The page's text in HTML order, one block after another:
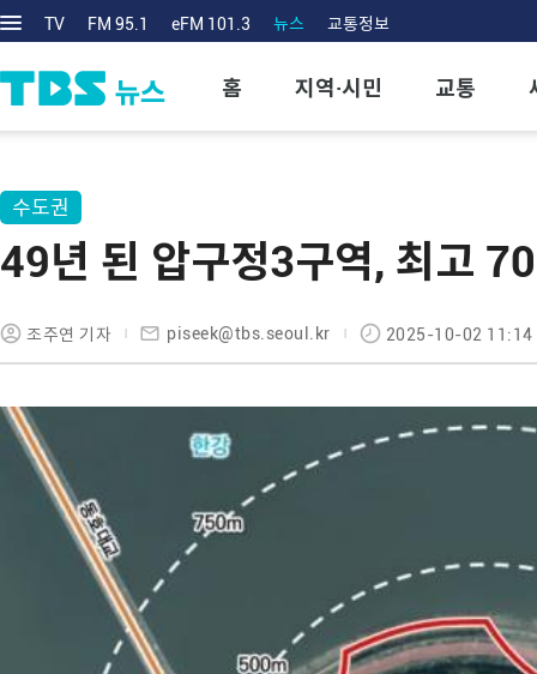
TV FM 95.1 eFM 101.3 뉴스 교통정보
홈 지역·시민 교통
수도권
49년 된 압구정3구역, 최고
조주연 기자 piseek@tbs.seoul.kr 2025-10-02 11:14